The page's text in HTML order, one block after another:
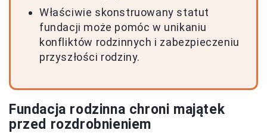
Właściwie skonstruowany statut
fundacji może pomóc w unikaniu
konfliktów rodzinnych i zabezpieczeniu
przyszłości rodziny.
Fundacja rodzinna chroni majątek
przed rozdrobnieniem